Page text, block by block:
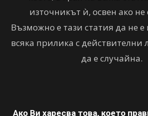
източникът ѝ, освен ако не
Възможно е тази статия да не е
всяка прилика с действителни
да е случайна.
Ако Ви харесва това, което